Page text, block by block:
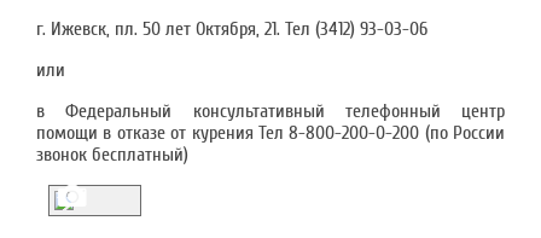
г. Ижевск, пл. 50 лет Октября, 21. Тел (3412) 93-03-06
или
в Федеральный консультативный телефонный центр
помощи в отказе от курения Тел 8-800-200-0-200 (по России
звонок бесплатный)